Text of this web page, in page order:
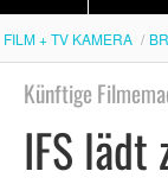
FILM + TV KAMERA
Künftige
IFS lädt